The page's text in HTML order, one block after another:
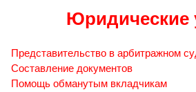
Юридические
Представительство в арбитражном
Составление документов
Помощь обманутым вкладчикам